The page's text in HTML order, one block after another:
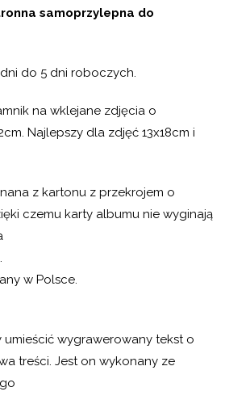
samoprzylepna do
do 5 dni roboczych.
na wklejane zdjęcia o
Najlepszy dla zdjęć 13x18cm i
z kartonu z przekrojem o
czemu karty albumu nie wyginają
w Polsce.
umieścić wygrawerowany tekst o
treści. Jest on wykonany ze